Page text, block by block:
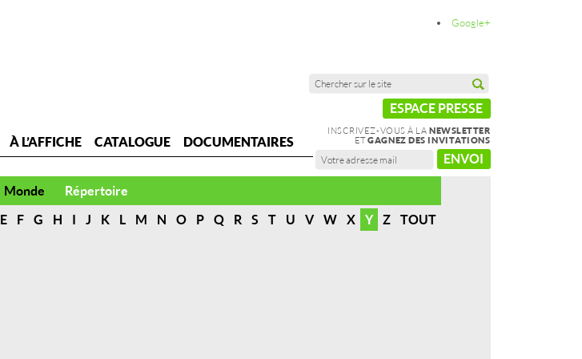
Google+
ESPACE PRESSE
INSCRIVEZ-VOUS À LA NEWSLETTER
ETGAGNEZ DES INVITATIONS
ENVOI
À L’AFFICHE CATALOGUE DOCUMENTAIRES
Monde
Répertoire
E F G H I J K L M N O P Q R S T U V W X Y Z
TOUT